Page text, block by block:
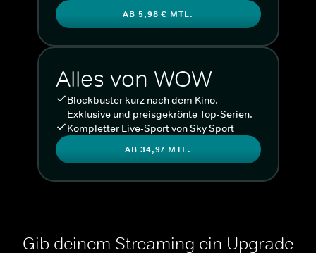
AB 5,98 € MTL.
Alles von WOW
Blockbuster kurz nach dem Kino.
Exklusive und preisgekrönte Top-Serien.
Kompletter Live-Sport von Sky Sport
AB 34,97 MTL.
Gib deinem Streaming ein Upgrade